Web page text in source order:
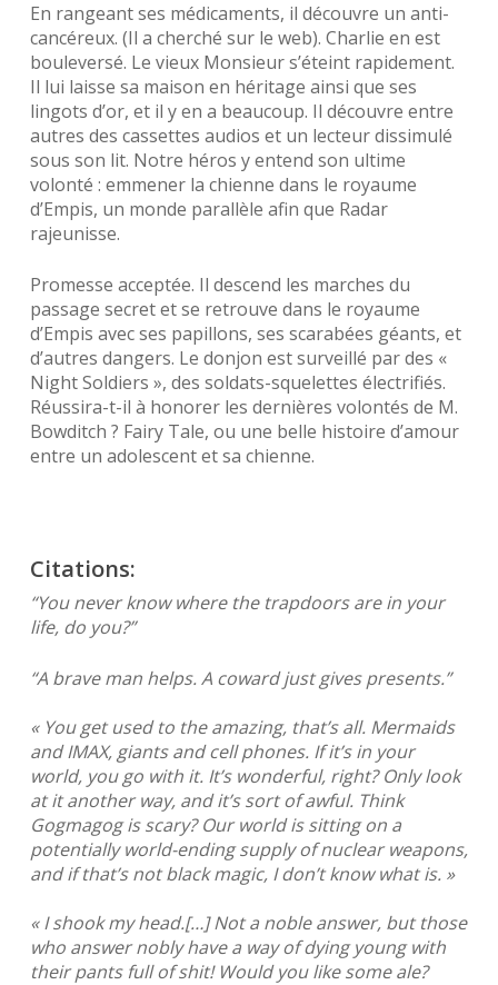
En rangeant ses médicaments, il découvre un anti-
cancéreux. (Il a cherché sur le web). Charlie en est
bouleversé. Le vieux Monsieur s’éteint rapidement.
Il lui laisse sa maison en héritage ainsi que ses
lingots d’or, et il y en a beaucoup. Il découvre entre
autres des cassettes audios et un lecteur dissimulé
sous son lit. Notre héros y entend son ultime
volonté : emmener la chienne dans le royaume
d’Empis, un monde parallèle afin que Radar
rajeunisse.
Promesse acceptée. Il descend les marches du
passage secret et se retrouve dans le royaume
d’Empis avec ses papillons, ses scarabées géants, et
d’autres dangers. Le donjon est surveillé par des «
Night Soldiers », des soldats-squelettes électrifiés.
Réussira-t-il à honorer les dernières volontés de M.
Bowditch ? Fairy Tale, ou une belle histoire d’amour
entre un adolescent et sa chienne.
Citations:
“You never know where the trapdoors are in your
life, do you?”
“A brave man helps. A coward just gives presents.”
« You get used to the amazing, that’s all. Mermaids
and IMAX, giants and cell phones. If it’s in your
world, you go with it. It’s wonderful, right? Only look
at it another way, and it’s sort of awful. Think
Gogmagog is scary? Our world is sitting on a
potentially world-ending supply of nuclear weapons,
and if that’s not black magic, I don’t know what is. »
« I shook my head.[…] Not a noble answer, but those
who answer nobly have a way of dying young with
their pants full of shit! Would you like some ale?